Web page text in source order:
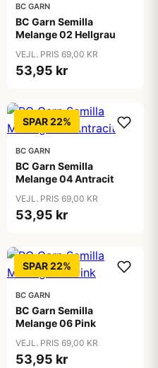
BC GARN
BC Garn Semilla
Melange 02 Hellgrau
VEJL. PRIS 69,00 KR
53,95 kr
SPAR 22%
BC GARN
BC Garn Semilla
Melange 04 Antracit
VEJL. PRIS 69,00 KR
53,95 kr
SPAR 22%
BC GARN
BC Garn Semilla
Melange 06 Pink
VEJL. PRIS 69,00 KR
53,95 kr